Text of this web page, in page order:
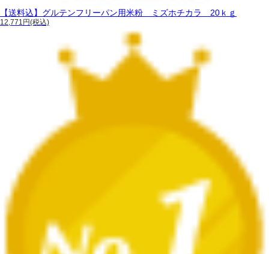
【送料込】グルテンフリーパン用米粉 ミズホチカラ 20ｋｇ
12,771円(税込)